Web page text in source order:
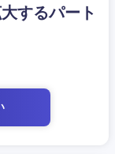
するパート